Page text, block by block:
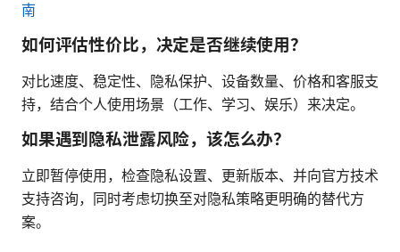
南
如何评估性价比，决定是否继续使用？
对比速度、稳定性、隐私保护、设备数量、价格和客服支
持，结合个人使用场景（工作、学习、娱乐）来决定。
如果遇到隐私泄露风险，该怎么办？
立即暂停使用，检查隐私设置、更新版本、并向官方技术
支持咨询，同时考虑切换至对隐私策略更明确的替代方
案。